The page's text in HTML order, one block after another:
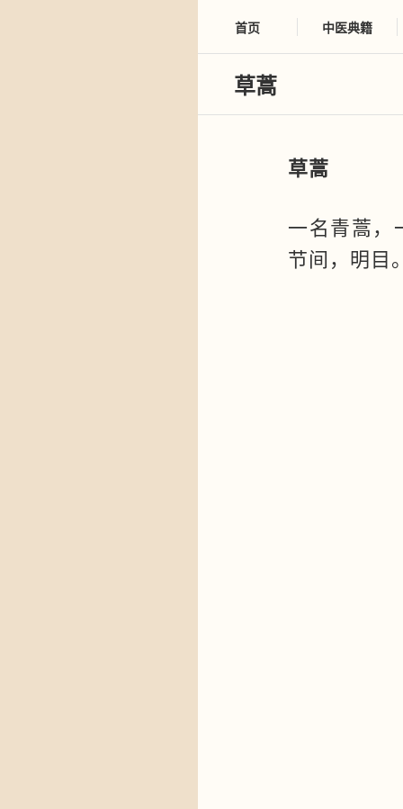
首页 中医典籍
草蒿
草蒿
一名青蒿，
节间，明目